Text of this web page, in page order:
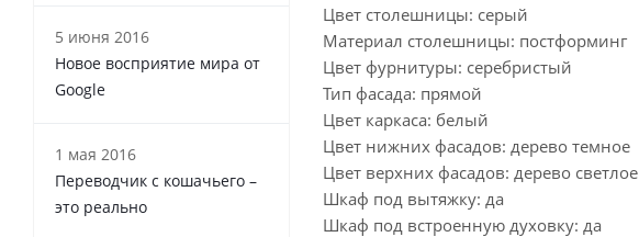
Цвет столешницы: серый
Материал столешницы: постформинг
Цвет фурнитуры: серебристый
Тип фасада: прямой
Цвет каркаса: белый
Цвет нижних фасадов: дерево темное
Цвет верхних фасадов: дерево светлое
Шкаф под вытяжку: да
Шкаф под встроенную духовку: да
5 июня 2016
Новое восприятие мира от
Google
1 мая 2016
Переводчик с кошачьего –
это реально